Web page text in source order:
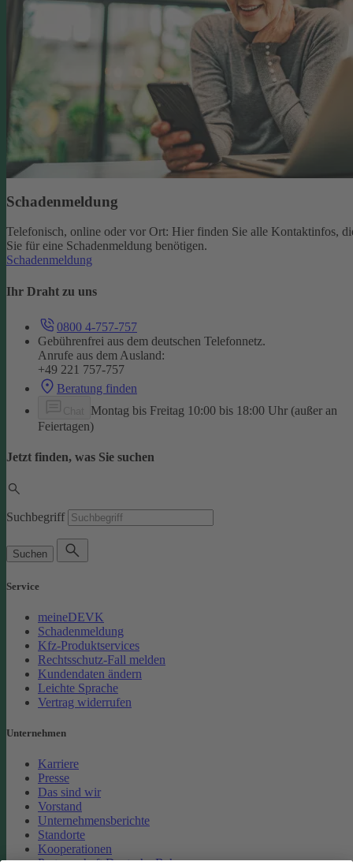
Schadenmeldung
Telefonisch, online oder vor Ort: Hier finden Sie alle Kontaktinfos,
Sie für eine Schadenmeldung benötigen.
Schadenmeldung
Ihr Draht zu uns
0800 4-757-757
Gebührenfrei aus dem deutschen Telefonnetz.
Anrufe aus dem Ausland:
+49 221 757-757
Beratung finden
Montag bis Freitag 10:00 bis 18:00 Uhr (außer an
Feiertagen)
Jetzt finden, was Sie suchen
Suchbegriff
Suchen
Service
meineDEVK
Schadenmeldung
Kfz-Produktservices
Rechtsschutz-Fall melden
Kundendaten ändern
Leichte Sprache
Vertrag widerrufen
Unternehmen
Karriere
Presse
Das sind wir
Vorstand
Unternehmensberichte
Standorte
Kooperationen